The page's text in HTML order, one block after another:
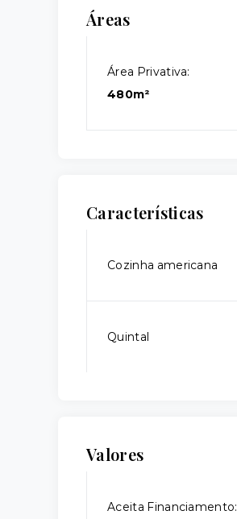
Áreas
Área Privativa:
480m²
Características
Cozinha americana
Quintal
Valores
Aceita Financiamento: